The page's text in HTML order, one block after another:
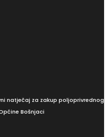
natječaj za zakup poljoprivrednog
Bošnjaci